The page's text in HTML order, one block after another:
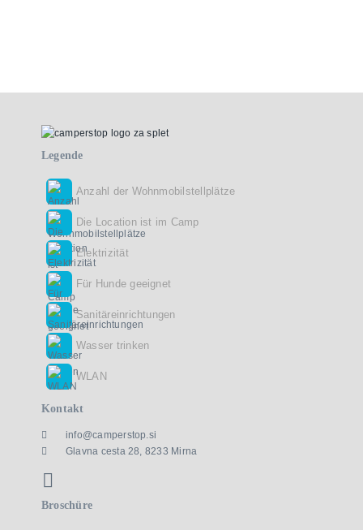
Legende
Anzahl der Wohnmobilstellplätze
Die Location ist im Camp
Elektrizität
Für Hunde geeignet
Sanitäreinrichtungen
Wasser trinken
WLAN
Kontakt
info@camperstop.si
Glavna cesta 28, 8233 Mirna
Broschüre